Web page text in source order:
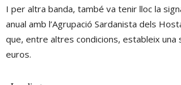
I per altra banda, també va tenir lloc la
anual amb l’Agrupació Sardanista dels
que, entre altres condicions, estableix una
euros.